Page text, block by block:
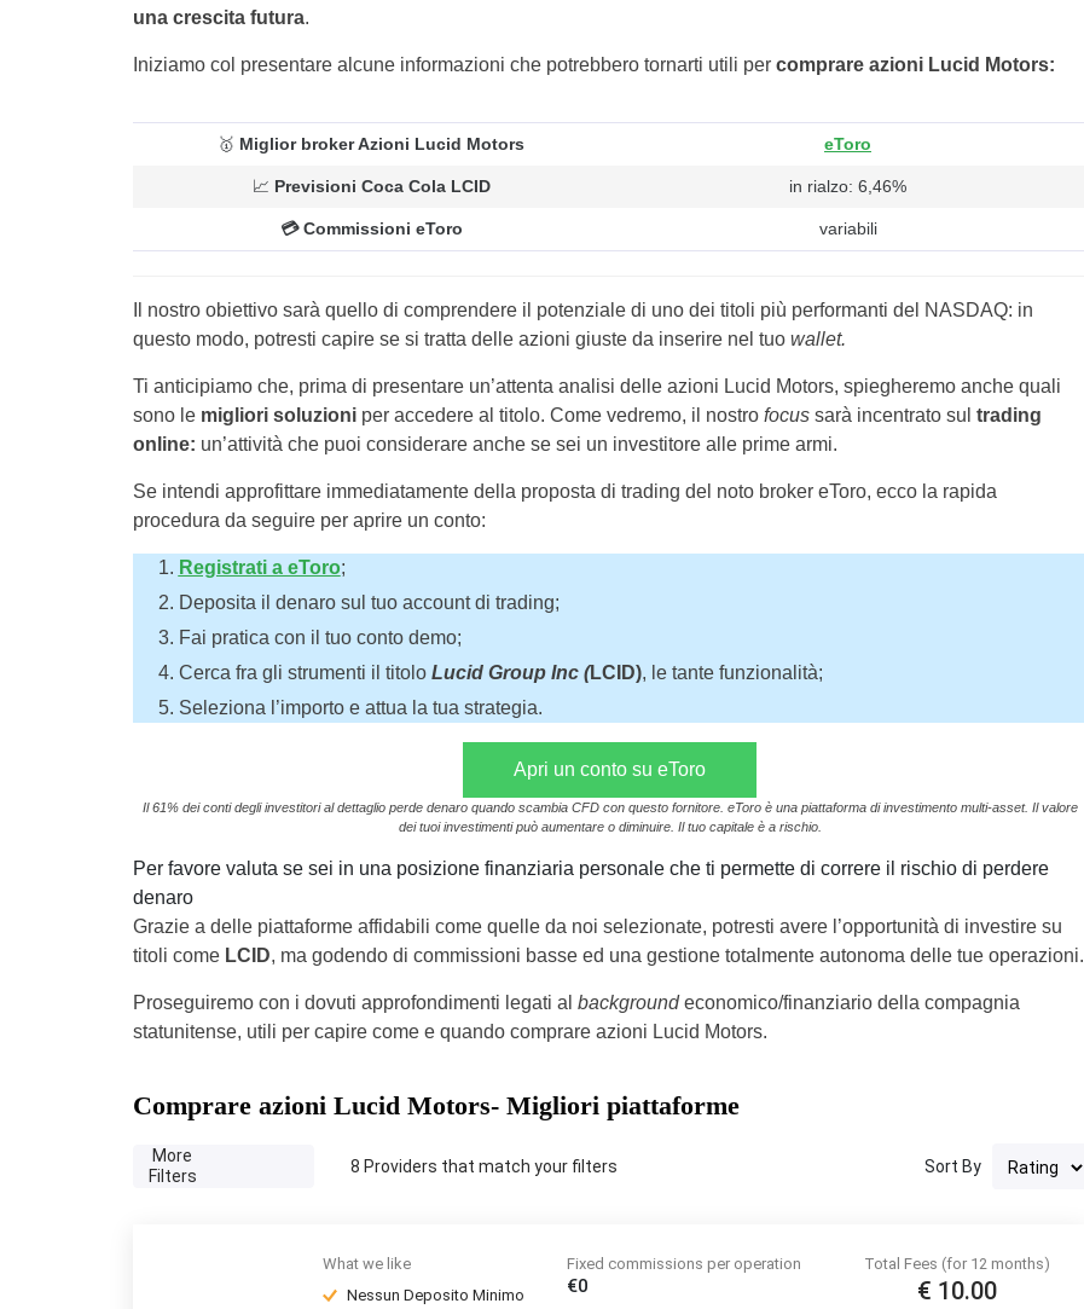
una crescita futura.
Iniziamo col presentare alcune informazioni che potrebbero tornarti utili per comprare azioni Lucid Motors:
🥇 Miglior broker Azioni Lucid Motors eToro
📈 Previsioni Coca Cola LCID in rialzo: 6,46%
💳 Commissioni eToro variabili
Il nostro obiettivo sarà quello di comprendere il potenziale di uno dei titoli più performanti del NASDAQ: in
questo modo, potresti capire se si tratta delle azioni giuste da inserire nel tuo wallet.
Ti anticipiamo che, prima di presentare un’attenta analisi delle azioni Lucid Motors, spiegheremo anche quali
sono le migliori soluzioni per accedere al titolo. Come vedremo, il nostro focussarà incentrato sul trading
online: un’attività che puoi considerare anche se sei un investitore alle prime armi.
Se intendi approfittare immediatamente della proposta di trading del noto broker eToro, ecco la rapida
procedura da seguire per aprire un conto:
Registrati a eToro;
Deposita il denaro sul tuo account di trading;
Fai pratica con il tuo conto demo;
Cerca fra gli strumenti il titolo Lucid Group Inc (LCID), le tante funzionalità;
Seleziona l’importo e attua la tua strategia.
Apri un conto su eToro
Il 61% dei conti degli investitori al dettaglio perde denaro quando scambia CFD con questo fornitore. eToro è una piattaforma di investimento multi-asset. Il valore
dei tuoi investimenti può aumentare o diminuire. Il tuo capitale è a rischio.
Per favore valuta se sei in una posizione finanziaria personale che ti permette di correre il rischio di perdere
denaro
Grazie a delle piattaforme affidabili come quelle da noi selezionate, potresti avere l’opportunità di investire su
titoli come LCID, ma godendo di commissioni basse ed una gestione totalmente autonoma delle tue operazioni.
Proseguiremo con i dovuti approfondimenti legati al backgroundeconomico/finanziario della compagnia
statunitense, utili per capire come e quando comprare azioni Lucid Motors.
Comprare azioni Lucid Motors- Migliori piattaforme
More
Filters
Sort By
8 Providers that match your filters
What we like
Nessun Deposito Minimo
Fixed commissions per operation
€0
Total Fees (for 12 months)
€ 10.00